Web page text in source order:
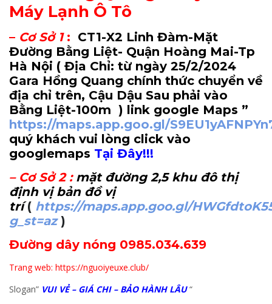
Máy Lạnh Ô Tô
– Cơ Sở 1: CT1-X2 Linh Đàm-Mặt
Đường Bằng Liệt- Quận Hoàng Mai-Tp
Hà Nội ( Địa Chỉ: từ ngày 25/2/2024
Gara Hồng Quang chính thức chuyển về
địa chỉ trên, Cậu Dậu Sau phải vào
Bằng Liệt-100m ) link google Maps ”
https://maps.app.goo.gl/
quý khách vui lòng click vào
googlemaps Tại Đây!!!
– Cơ Sở 2 : mặt đường 2,5 khu đô thị
định vị bản đồ vị
trí( https://maps.app.goo.gl/
g_st=az)
Đường dây nóng 0985.034.639
Trang web: https://nguoiyeuxe.club/
Slogan” VUI VẺ – GIÁ CHI – BẢO HÀNH LÂU “